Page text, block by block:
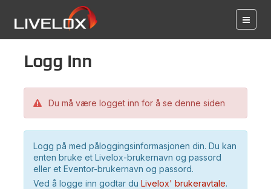
Logg inn
Du må være logget inn for å se denne siden
Logg på med påloggingsinformasjonen din. Du kan
enten bruke et Livelox-brukernavn og passord
eller et Eventor-brukernavn og passord.
Ved å logge inn godtar du Livelox' brukeravtale.